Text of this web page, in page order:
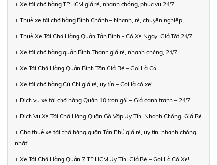
+ Xe tải chở hàng TPHCM giá rẻ, nhanh chóng, phục vụ 24/7
+ Thuê xe tải chở hàng Bình Chánh – Nhanh, rẻ, chuyên nghiệp
+ Thuê Xe Tải Chở Hàng Quận Tân Bình – Có Xe Ngay, Giá Tốt 24/7
+ Xe tải chở hàng quận Bình Thạnh giá rẻ, nhanh chóng, 24/7
+ Xe Tải Chở Hàng Quận Bình Tân Giá Rẻ – Gọi Là Có
+ Xe tải chở hàng Củ Chi giá rẻ, uy tín – Gọi là có xe!
+ Dịch vụ xe tải chở hàng Quận 10 trọn gói – Giá cạnh tranh – 24/7
+ Dịch Vụ Xe Tải Chở Hàng Quận Gò Vấp Uy Tín, Nhanh Chóng, Giá Rẻ
+ Cho thuê xe tải chở hàng quận Tân Phú giá rẻ, uy tín, nhanh chóng
nhất!
+ Xe Tải Chở Hàng Quận 7 TP.HCM Uy Tín, Giá Rẻ – Gọi Là Có Xe!